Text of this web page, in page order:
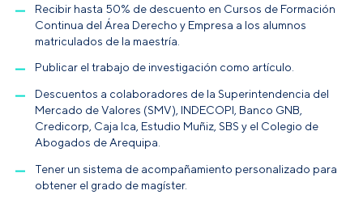
Recibir hasta 50% de descuento en Cursos de Formación
Continua del Área Derecho y Empresa a los alumnos
matriculados de la maestría.
Publicar el trabajo de investigación como artículo.
Descuentos a colaboradores de la Superintendencia del
Mercado de Valores (SMV), INDECOPI, Banco GNB,
Credicorp, Caja Ica, Estudio Muñiz, SBS y el Colegio de
Abogados de Arequipa.
Tener un sistema de acompañamiento personalizado para
obtener el grado de magíster.